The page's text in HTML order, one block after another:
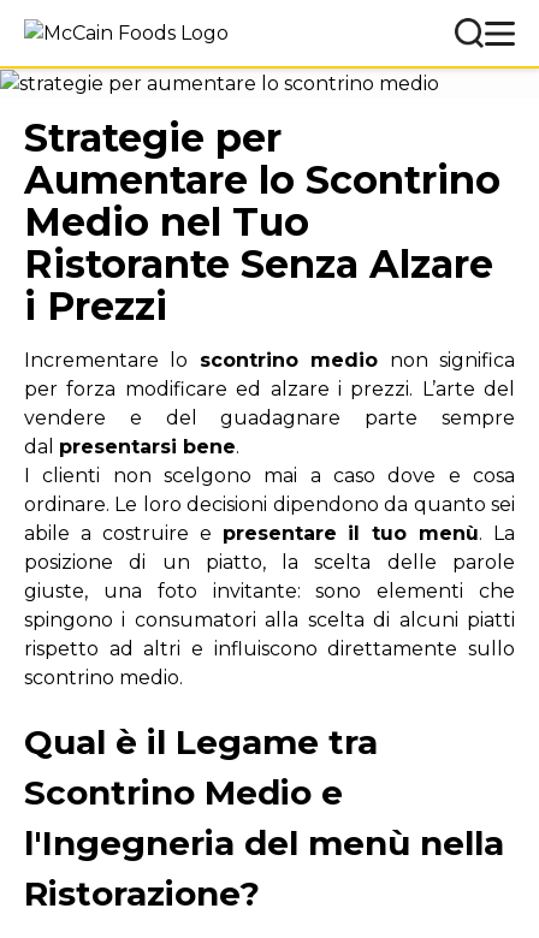
Strategie per
Aumentare lo Scontrino
Medio nel Tuo
Ristorante Senza Alzare
i Prezzi
Incrementare lo scontrino medio non significa
per forza modificare ed alzare i prezzi. L’arte del
vendere e del guadagnare parte sempre
dal presentarsi bene.
I clienti non scelgono mai a caso dove e cosa
ordinare. Le loro decisioni dipendono da quanto sei
abile a costruire e presentare il tuo menù. La
posizione di un piatto,
la scelta delle parole
giuste,
una foto invitante: sono elementi che
spingono i consumatori a lla scelta di alcuni piatti
rispetto ad altri e influiscono direttamente sullo
scontrino medio.
Qual è il Legame tra
Scontrino Medio e
l'Ingegneria del menù nella
Ristorazione?